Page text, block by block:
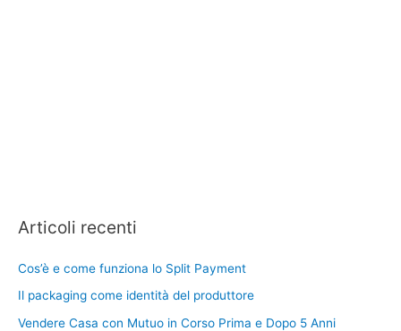
Articoli recenti
Cos’è e come funziona lo Split Payment
Il packaging come identità del produttore
Vendere Casa con Mutuo in Corso Prima e Dopo 5 Anni